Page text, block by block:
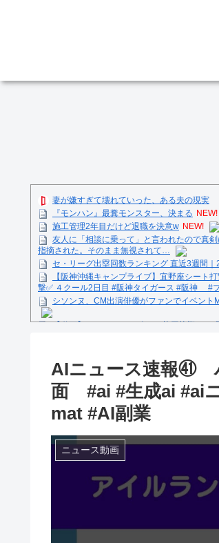
妻が嫌すぎて壊れていった、ある夫の現実
『モンハン』最糞モンスター、決まる NEW!
施工管理2年目だけど退職を決意w NEW!
友人に「相談に乗って」と言われたので真
指摘された。そのまま無視されて…
セ・リーグ出塁回数ランキング 直近3週間
【阪神沖縄キャンプライブ】宜野座シート
撃✅ ４クール2日目 #阪神タイガース #阪神 #
シソンヌ、CM出演俳優がファンでイベン
【動画】セレモニアルピッチ 菅原茉椰さん
【文春砲】松山千春のあの曲が……参院選
Powered by livedoor 相互RSS
AIニュース速報㊶
面 #ai #生成ai #ai
mat #AI副業
ニュース動画